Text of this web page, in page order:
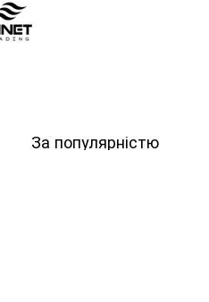
За популярністю